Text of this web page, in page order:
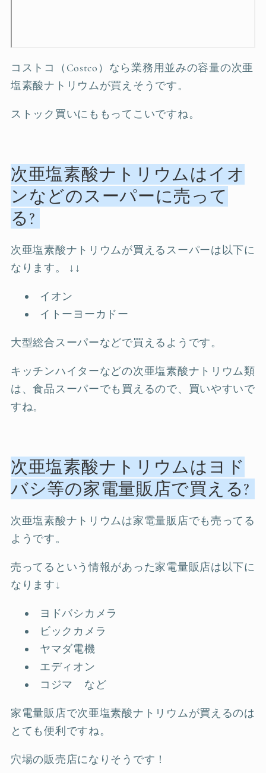
コストコ（Costco）なら業務用並みの容量の次亜
塩素酸ナトリウムが買えそうです。
ストック買いにももってこいですね。
次亜塩素酸ナトリウムはイオ
ンなどのスーパーに売って
る?
次亜塩素酸ナトリウムが買えるスーパーは以下に
なります。 ↓↓
イオン
イトーヨーカドー
大型総合スーパーなどで買えるようです。
キッチンハイターなどの次亜塩素酸ナトリウム類
は、食品スーパーでも買えるので、買いやすいで
すね。
次亜塩素酸ナトリウムはヨド
バシ等の家電量販店で買える?
次亜塩素酸ナトリウムは家電量販店でも売ってる
ようです。
売ってるという情報があった家電量販店は以下に
なります↓
ヨドバシカメラ
ビックカメラ
ヤマダ電機
エディオン
コジマ など
家電量販店で次亜塩素酸ナトリウムが買えるのは
とても便利ですね。
穴場の販売店になりそうです！